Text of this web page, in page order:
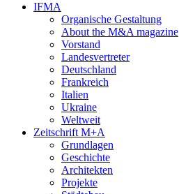
IFMA
Organische Gestaltung
Аbout the M&A magazine
Vorstand
Landesvertreter
Deutschland
Frankreich
Italien
Ukraine
Weltweit
Zeitschrift M+A
Grundlagen
Geschichte
Architekten
Projekte